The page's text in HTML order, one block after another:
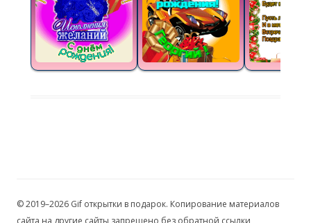
© 2019–2026 Gif открытки в подарок. Копирование материалов
сайта на другие сайты запрещено без обратной ссылки